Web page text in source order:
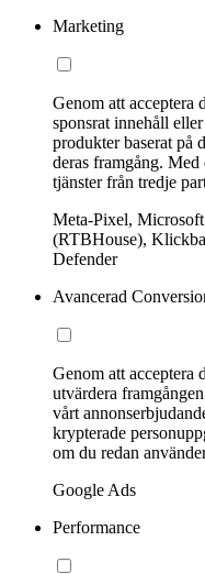
Marketing
Genom att acceptera
sponsrat innehåll
produkter baserat på
deras framgång.
tjänster från tredje
Meta-Pixel,
(RTBHouse),
Defender
Avancerad
Genom att acceptera
utvärdera
vårt
krypterade
om du redan
Google Ads
Performance